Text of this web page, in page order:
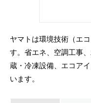
ヤマトは環境技術（エ
す。省エネ、空調工事
蔵・冷凍設備、エコア
います。